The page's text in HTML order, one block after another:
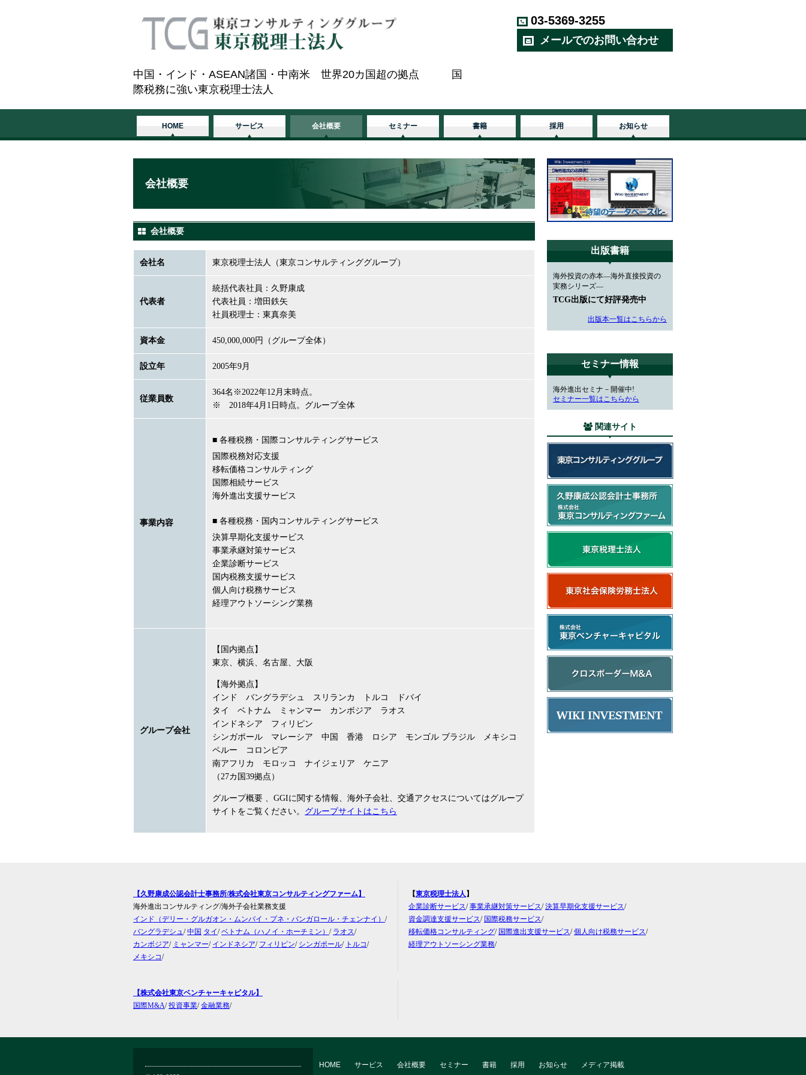
中国・インド・ASEAN諸国・中南米 世界20カ国超の拠点 国
際税務に強い東京税理士法人
03-5369-3255
メールでのお問い合わせ
HOME サービス 会社概要 セミナー 書籍 採用 お知らせ
会社概要
会社概要
会社名 東京税理士法人（東京コンサルティンググループ）
代表者
統括代表社員：久野康成
代表社員：増田鉄矢
社員税理士：東真奈美
資本金 450,000,000円（グループ全体）
設立年 2005年9月
従業員数
364名※2022年12月末時点。
※ 2018年4月1日時点。グループ全体
事業内容
■ 各種税務・国際コンサルティングサービス
国際税務対応支援
移転価格コンサルティング
国際相続サービス
海外進出支援サービス
■ 各種税務・国内コンサルティングサービス
決算早期化支援サービス
事業承継対策サービス
企業診断サービス
国内税務支援サービス
個人向け税務サービス
経理アウトソーシング業務
グループ会社
【国内拠点】
東京、横浜、名古屋、大阪
【海外拠点】
インド バングラデシュ スリランカ トルコ ドバイ
タイ ベトナム ミャンマー カンボジア ラオス
インドネシア フィリピン
シンガポール マレーシア 中国 香港 ロシア モンゴル ブラジル メキシコ
ペルー コロンビア
南アフリカ モロッコ ナイジェリア ケニア
（27カ国39拠点）
グループ概要 、GGIに関する情報、海外子会社、交通アクセスについてはグループ
サイトをご覧ください。 グループサイトはこちら
出版書籍
海外投資の赤本―海外直接投資の
実務シリーズ―
TCG出版にて好評発売中
出版本一覧はこちらから
セミナー情報
海外進出セミナ－開催中!
セミナー一覧はこちらから
関連サイト
【久野康成公認会計士事務所/株式会社東京コンサルティングファーム】
海外進出コンサルティング/海外子会社業務支援
インド（デリー・グルガオン・ムンバイ・プネ・バンガロール・チェンナイ） /
バングラデシュ/中国 タイ/ベトナム（ハノイ・ホーチミン） / ラオス/
カンボジア/ ミャンマー/ インドネシア/ フィリピン/ シンガポール/ トルコ/
メキシコ/
【東京税理士法人 】
企業診断サービス/事業承継対策サービス/決算早期化支援サービス/
資金調達支援サービス/ 国際税務サービス/
移転価格コンサルティング/ 国際進出支援サービス/個人向け税務サービス/
経理アウトソーシング業務/
【株式会社東京ベンチャーキャピタル】
国際M&A/投資事業/金融業務/
HOME サービス 会社概要 セミナー 書籍 採用 お知らせ
メディア掲載